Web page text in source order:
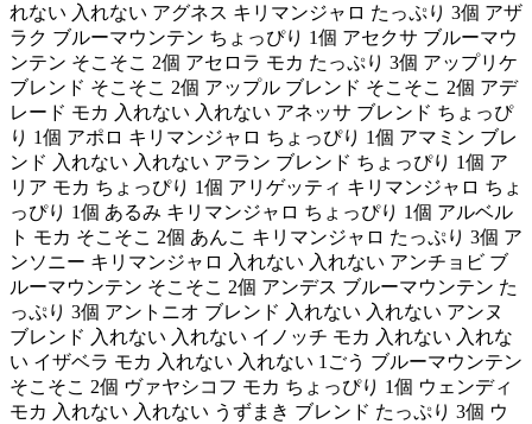
れない 入れない アグネス キリマンジャロ たっぷり 3個 アザ
ラク ブルーマウンテン ちょっぴり 1個 アセクサ ブルーマウ
ンテン そこそこ 2個 アセロラ モカ たっぷり 3個 アップリケ
ブレンド そこそこ 2個 アップル ブレンド そこそこ 2個 アデ
レード モカ 入れない 入れない アネッサ ブレンド ちょっぴ
り 1個 アポロ キリマンジャロ ちょっぴり 1個 アマミン ブレ
ンド 入れない 入れない アラン ブレンド ちょっぴり 1個 ア
リア モカ ちょっぴり 1個 アリゲッティ キリマンジャロ ちょ
っぴり 1個 あるみ キリマンジャロ ちょっぴり 1個 アルベル
ト モカ そこそこ 2個 あんこ キリマンジャロ たっぷり 3個 ア
ンソニー キリマンジャロ 入れない 入れない アンチョビ ブ
ルーマウンテン そこそこ 2個 アンデス ブルーマウンテン た
っぷり 3個 アントニオ ブレンド 入れない 入れない アンヌ
ブレンド 入れない 入れない イノッチ モカ 入れない 入れな
い イザベラ モカ 入れない 入れない 1ごう ブルーマウンテン
そこそこ 2個 ヴァヤシコフ モカ ちょっぴり 1個 ウェンディ
モカ 入れない 入れない うずまき ブレンド たっぷり 3個 ウ